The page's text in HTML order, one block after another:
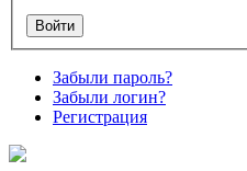
Забыли пароль?
Забыли логин?
Регистрация